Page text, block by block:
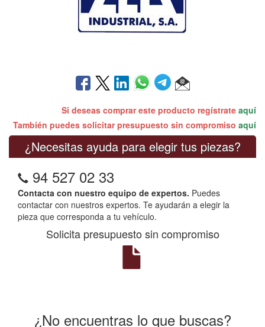
Si deseas comprar este producto regístrate aquí
También puedes solicitar presupuesto sin compromiso aquí
¿Necesitas ayuda para elegir tus piezas?
94 527 02 33
Contacta con nuestro equipo de expertos. Puedes
contactar con nuestros expertos. Te ayudarán a elegir la
pieza que corresponda a tu vehículo.
Solicita presupuesto sin compromiso
¿No encuentras lo que buscas?